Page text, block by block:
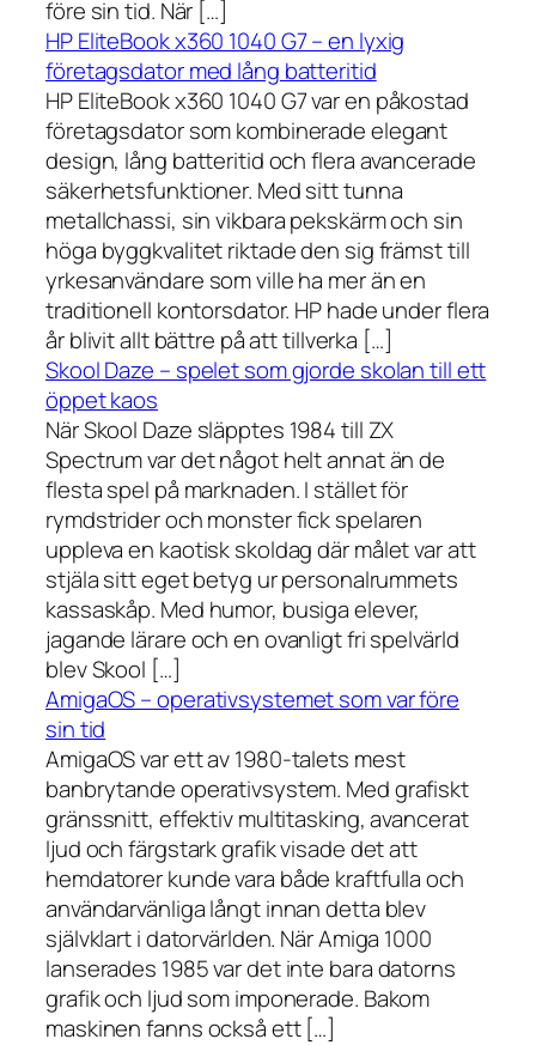
före sin tid. När […]
HP EliteBook x360 1040 G7 – en lyxig
företagsdator med lång batteritid
HP EliteBook x360 1040 G7 var en påkostad
företagsdator som kombinerade elegant
design, lång batteritid och flera avancerade
säkerhetsfunktioner. Med sitt tunna
metallchassi, sin vikbara pekskärm och sin
höga byggkvalitet riktade den sig främst till
yrkesanvändare som ville ha mer än en
traditionell kontorsdator. HP hade under flera
år blivit allt bättre på att tillverka […]
Skool Daze – spelet som gjorde skolan till ett
öppet kaos
När Skool Daze släpptes 1984 till ZX
Spectrum var det något helt annat än de
flesta spel på marknaden. I stället för
rymdstrider och monster fick spelaren
uppleva en kaotisk skoldag där målet var att
stjäla sitt eget betyg ur personalrummets
kassaskåp. Med humor, busiga elever,
jagande lärare och en ovanligt fri spelvärld
blev Skool […]
AmigaOS – operativsystemet som var före
sin tid
AmigaOS var ett av 1980-talets mest
banbrytande operativsystem. Med grafiskt
gränssnitt, effektiv multitasking, avancerat
ljud och färgstark grafik visade det att
hemdatorer kunde vara både kraftfulla och
användarvänliga långt innan detta blev
självklart i datorvärlden. När Amiga 1000
lanserades 1985 var det inte bara datorns
grafik och ljud som imponerade. Bakom
maskinen fanns också ett […]